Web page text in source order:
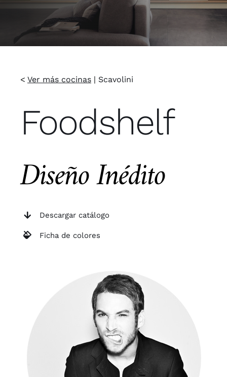
< Ver más cocinas| Scavolini
Foodshelf
Diseño Inédito
Descargar catálogo
Ficha de colores